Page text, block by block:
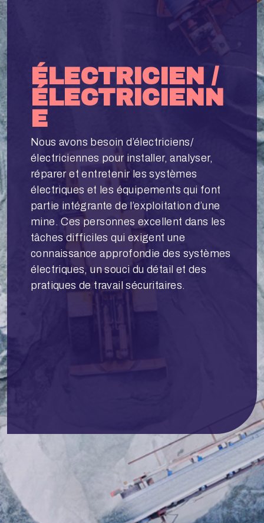
ÉLECTRICIEN /
ÉLECTRICIENN
E
Nous avons besoin d’électriciens/
électriciennes pour installer, analyser,
réparer et entretenir les systèmes
électriques et les équipements qui font
partie intégrante de l’exploitation d’une
mine. Ces personnes excellent dans les
tâches difficiles qui exigent une
connaissance approfondie des systèmes
électriques, un souci du détail et des
pratiques de travail sécuritaires.